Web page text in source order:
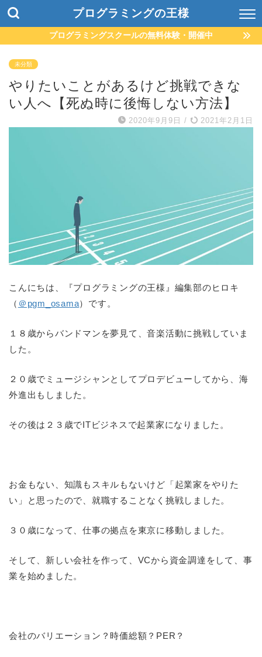
プログラミングの王様
プログラミングスクールの無料体験・開催中
未分類
やりたいことがあるけど挑戦できな
い人へ【死ぬ時に後悔しない方法】
2020年9月9日 / 2021年2月1日
こんにちは、『プログラミングの王様』編集部のヒロキ
（ ＠pgm_osama）です。
１８歳からバンドマンを夢見て、音楽活動に挑戦していま
した。
２０歳でミュージシャンとしてプロデビューしてから、海
外進出もしました。
その後は２３歳でITビジネスで起業家になりました。
お金もない、知識もスキルもないけど「起業家をやりた
い」と思ったので、就職することなく挑戦しました。
３０歳になって、仕事の拠点を東京に移動しました。
そして、新しい会社を作って、VCから資金調達をして、事
業を始めました。
会社のバリエーション？時価総額？PER？